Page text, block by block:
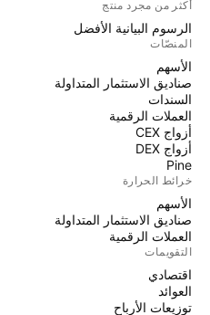
أكثر من مجرد منتج
الرسوم البيانية الأفضل
المنصّات
الأسهم
صناديق الاستثمار المتداولة
السندات
العملات الرقمية
أزواج CEX
أزواج DEX
Pine
خرائط الحرارة
الأسهم
صناديق الاستثمار المتداولة
العملات الرقمية
التقويمات
اقتصادي
العوائد
توزيعات الأرباح